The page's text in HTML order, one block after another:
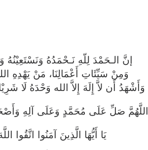
إنَّ الـحَمْدَ لِلّهِ نَـحْمَدُهُ
وَمِنْ سَيِّئَاتِ أَعْمَالِنَا، مَنْ يَهْدِهِ
وَأَشْهَدُ أَن لاَّ إِلَهَ إِلاَّ الله وَحْدَهُ لَا
اللَّهُمَّ صَلِّ عَلَى مُحَمَّدٍ وَعَلَى آلِهِ
يَا أَيُّهَا الَّذِينَ آمَنُوا اتَّقُوا